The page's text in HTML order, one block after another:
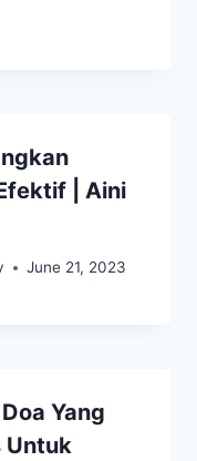
| Aini
June 21, 2023
Yang
Untuk